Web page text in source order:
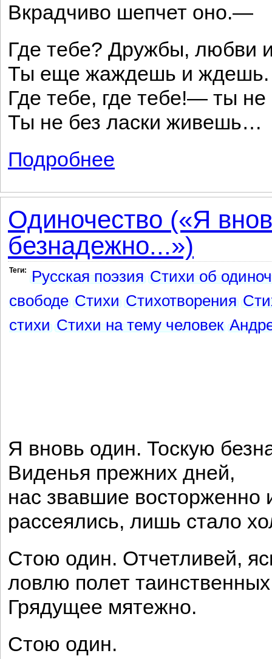
Вкрадчиво шепчет оно.—
Где тебе? Дружбы, любви
Ты еще жаждешь и ждешь.
Где тебе, где тебе!— ты не
Ты не без ласки живешь…
Подробнее
Одиночество («Я
безнадежно...»)
Теги: Русская поэзия Стихи об
свободе Стихи Стихотворения
стихи Стихи на тему человек
Я вновь один. Тоскую
Виденья прежних дней,
нас звавшие восторженно
рассеялись, лишь стало
Стою один. Отчетливей,
ловлю полет
Грядущее мятежно.
Стою один.